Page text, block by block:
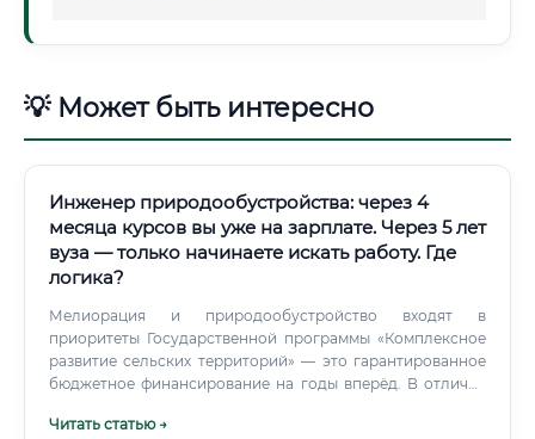
💡 Может быть интересно
Инженер природообустройства: через 4
месяца курсов вы уже на зарплате. Через 5 лет
вуза — только начинаете искать работу. Где
логика?
Мелиорация и природообустройство входят в
приоритеты Государственной программы «Комплексное
развитие сельских территорий» — это гарантированное
бюджетное финансирование на годы вперёд. В отличие
инженеров природообустройства на рынке значительно
Читать статью →